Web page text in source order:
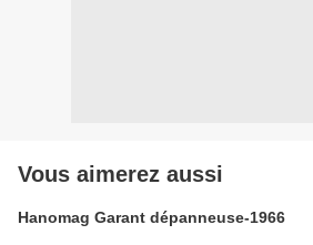
Vous aimerez aussi
Hanomag Garant dépanneuse-1966